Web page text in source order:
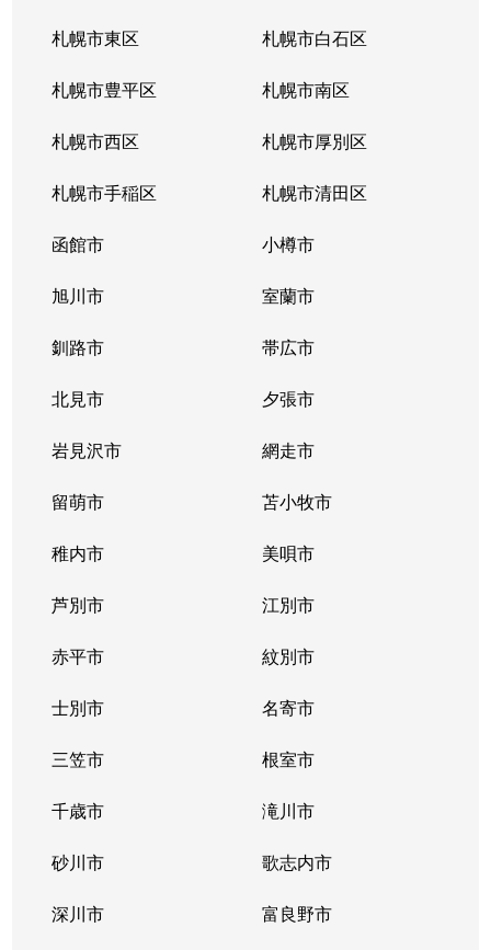
札幌市東区 札幌市白石区
札幌市豊平区 札幌市南区
札幌市西区 札幌市厚別区
札幌市手稲区 札幌市清田区
函館市 小樽市
旭川市 室蘭市
釧路市 帯広市
北見市 夕張市
岩見沢市 網走市
留萌市 苫小牧市
稚内市 美唄市
芦別市 江別市
赤平市 紋別市
士別市 名寄市
三笠市 根室市
千歳市 滝川市
砂川市 歌志内市
深川市 富良野市